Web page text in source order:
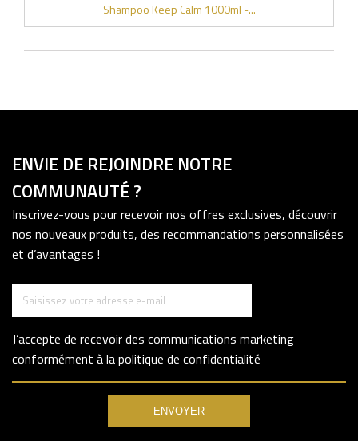
Shampoo Keep Calm 1000ml -...
ENVIE DE REJOINDRE NOTRE
COMMUNAUTÉ ?
Inscrivez-vous pour recevoir nos offres exclusives, découvrir
nos nouveaux produits, des recommandations personnalisées
et d’avantages !
J’accepte de recevoir des communications marketing
conformément à la politique de confidentialité
ENVOYER